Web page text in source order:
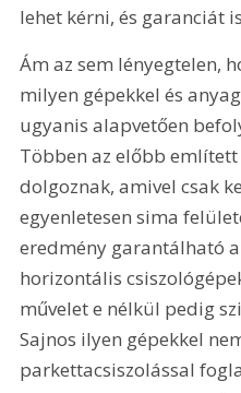
lehet kérni, és garanciát
Ám az sem lényegtelen,
milyen gépekkel és
ugyanis alapvetően
Többen az előbb említett
dolgoznak, amivel csak
egyenletesen sima
eredmény garantálható
horizontális
művelet e nélkül pedig
Sajnos ilyen gépekkel
parkettacsiszolással